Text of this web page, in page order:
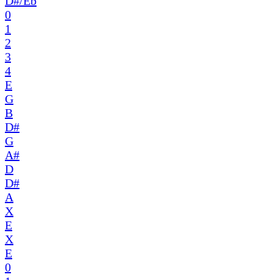
0
1
2
3
4
E
G
B
D#
G
A#
D
D#
A
X
E
X
E
0